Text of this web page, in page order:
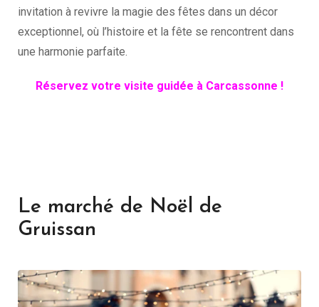
invitation à revivre la magie des fêtes dans un décor
exceptionnel, où l’histoire et la fête se rencontrent dans
une harmonie parfaite.
Réservez votre visite guidée à Carcassonne !
Le marché de Noël de
Gruissan